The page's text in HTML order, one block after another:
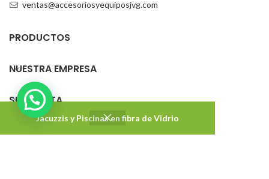
Jacuzzis y Piscinas en fibra de Vidrio
ventas@accesoriosyequiposjvg.com
PRODUCTOS
NUESTRA EMPRESA
SU CUENTA